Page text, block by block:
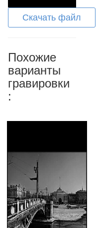
Скачать файл
Похожие
варианты
гравировки
: